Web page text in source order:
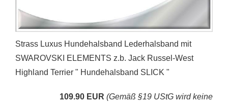
Strass Luxus Hundehalsband Lederhalsband mit
SWAROVSKI ELEMENTS z.b. Jack Russel-West
Highland Terrier " Hundehalsband SLICK "
109.90 EUR (Gemäß §19 UStG wird keine